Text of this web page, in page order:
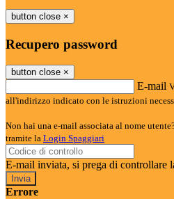
button close ×
Recupero password
button close ×
E-mail
all'indirizzo indicato con le istruzioni
Non hai una e-mail associata al nome
tramite la Login Spaggiari
E-mail inviata, si prega di controllare
Errore